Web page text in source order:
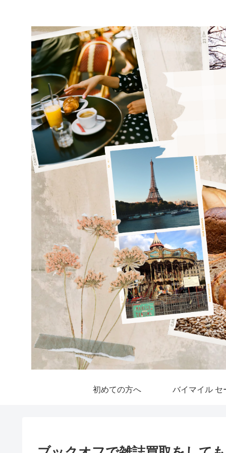
初めての方へ バイマイル セ